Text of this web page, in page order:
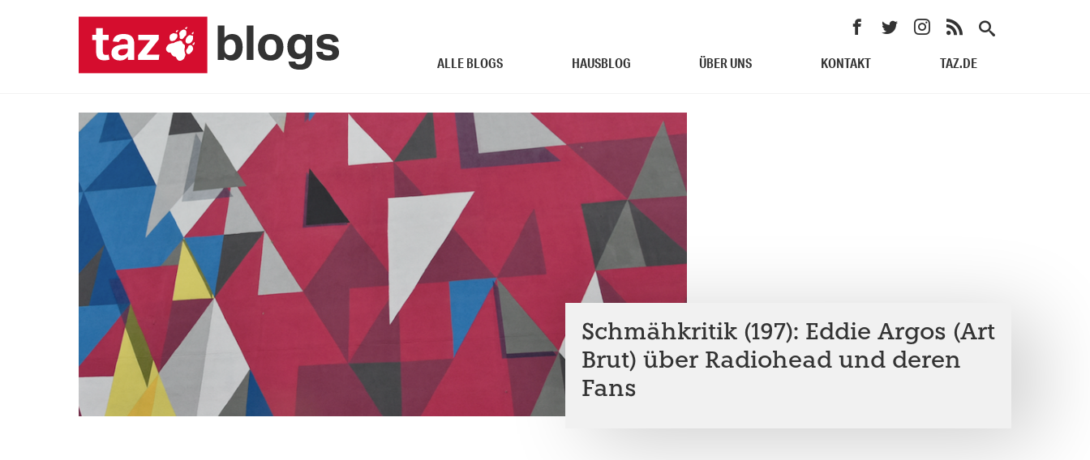
ALLE BLOGS HAUSBLOG ÜBER UNS KONTAKT TAZ.DE
Schmähkritik (197): Eddie Argos (Art
Brut) über Radiohead und deren
Fans